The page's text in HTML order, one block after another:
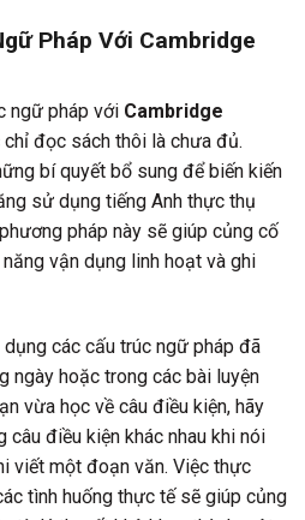
Pháp Với Cambridge
ngữ pháp với Cambridge
chỉ đọc sách thôi là chưa đủ.
bí quyết bổ sung để biến kiến
sử dụng tiếng Anh thực thụ
pháp này sẽ giúp củng cố
vận dụng linh hoạt và ghi
các cấu trúc ngữ pháp đã
ngày hoặc trong các bài luyện
vừa học về câu điều kiện, hãy
điều kiện khác nhau khi nói
viết một đoạn văn. Việc thực
tình huống thực tế sẽ giúp củng